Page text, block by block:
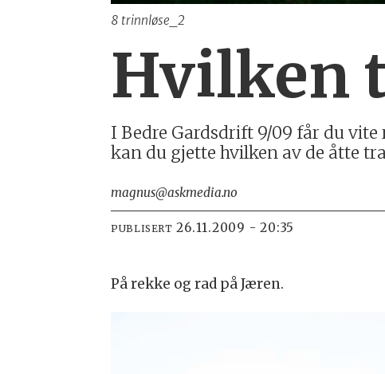
8 trinnløse_2
Hvilken
I Bedre Gardsdrift 9/09 får du
kan du gjette hvilken av de åtte
magnus@askmedia.no
PUBLISERT 26.11.2009 - 20:35
På rekke og rad på Jæren.